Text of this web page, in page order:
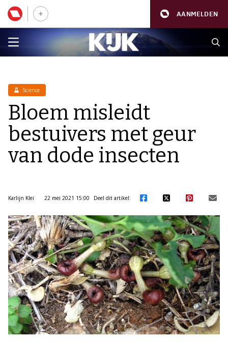
AANMELDEN
Science
Bloem misleidt
bestuivers met geur
van dode insecten
Karlijn Klei 22 mei 2021 15:00 Deel dit artikel: